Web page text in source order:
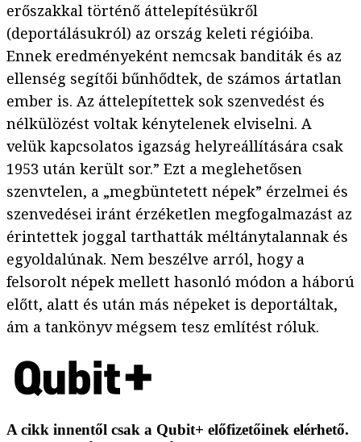
erőszakkal történő áttelepítésükről
(deportálásukról) az ország keleti régióiba.
Ennek eredményeként nemcsak banditák és az
ellenség segítői bűnhődtek, de számos ártatlan
ember is. Az áttelepítettek sok szenvedést és
nélkülözést voltak kénytelenek elviselni. A
velük kapcsolatos igazság helyreállítására csak
1953 után került sor.” Ezt a meglehetősen
szenvtelen, a „megbüntetett népek” érzelmei és
szenvedései iránt érzéketlen megfogalmazást az
érintettek joggal tarthatták méltánytalannak és
egyoldalúnak. Nem beszélve arról, hogy a
felsorolt népek mellett hasonló módon a háború
előtt, alatt és után más népeket is deportáltak,
ám a tankönyv mégsem tesz említést róluk.
A cikk innentől csak a Qubit+ előfizetőinek elérhető.